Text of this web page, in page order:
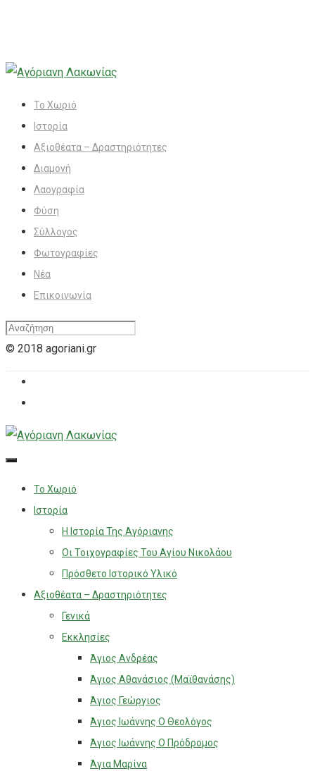
Το Χωριό
Ιστορία
Αξιοθέατα – Δραστηριότητες
Διαμονή
Λαογραφία
Φύση
Σύλλογος
Φωτογραφίες
Νέα
Επικοινωνία
© 2018 agoriani.gr
Το Χωριό
Ιστορία
Η Ιστορία Της Αγόριανης
Οι Τοιχογραφίες Του Αγίου Νικολάου
Πρόσθετο Ιστορικό Υλικό
Αξιοθέατα – Δραστηριότητες
Γενικά
Εκκλησίες
Άγιος Ανδρέας
Άγιος Αθανάσιος (Μαϊθανάσης)
Άγιος Γεώργιος
Άγιος Ιωάννης Ο Θεολόγος
Άγιος Ιωάννης Ο Πρόδρομος
Άγια Μαρίνα